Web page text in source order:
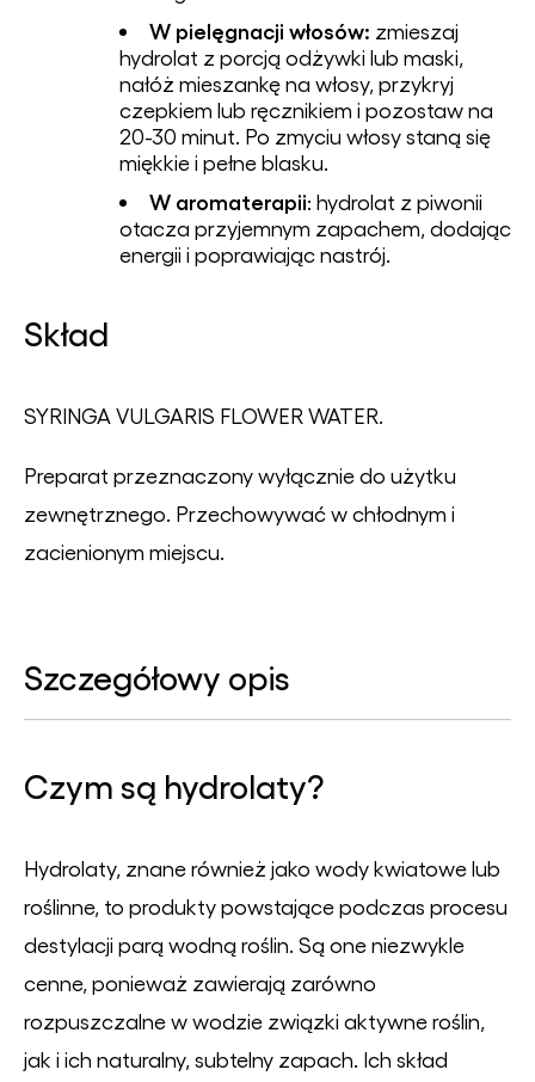
W pielęgnacji włosów: zmieszaj
hydrolat z porcją odżywki lub maski,
nałóż mieszankę na włosy, przykryj
czepkiem lub ręcznikiem i pozostaw na
20-30 minut. Po zmyciu włosy staną się
miękkie i pełne blasku.
W aromaterapii: hydrolat z piwonii
otacza przyjemnym zapachem, dodając
energii i poprawiając nastrój.
Skład
SYRINGA VULGARIS FLOWER WATER.
Preparat przeznaczony wyłącznie do użytku
zewnętrznego. Przechowywać w chłodnym i
zacienionym miejscu.
Szczegółowy opis
Czym są hydrolaty?
Hydrolaty, znane również jako wody kwiatowe lub
roślinne, to produkty powstające podczas procesu
destylacji parą wodną roślin. Są one niezwykle
cenne, ponieważ zawierają zarówno
rozpuszczalne w wodzie związki aktywne roślin,
jak i ich naturalny, subtelny zapach. Ich skład